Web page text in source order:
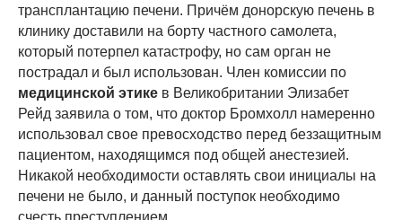
трансплантацию печени. Причём донорскую печень в
клинику доставили на борту частного самолета,
который потерпел катастрофу, но сам орган не
пострадал и был использован. Член комиссии по
медицинской этике в Великобритании Элизабет
Рейд заявила о том, что доктор Бромхолл намеренно
использовал свое превосходство перед беззащитным
пациентом, находящимся под общей анестезией.
Никакой необходимости оставлять свои инициалы на
печени не было, и данный поступок необходимо
счесть преступлением.